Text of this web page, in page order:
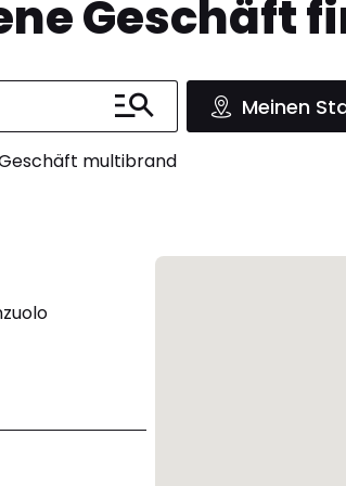
Geschäft
Meinen
multibrand